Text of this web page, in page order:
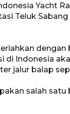
Yacht
Teluk
dengan
di Indonesia
jalur balap
salah satu
FOTO -
Sabang